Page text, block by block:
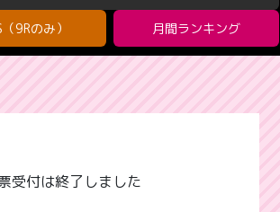
9Rのみ） 月間ランキング
受付は終了しました